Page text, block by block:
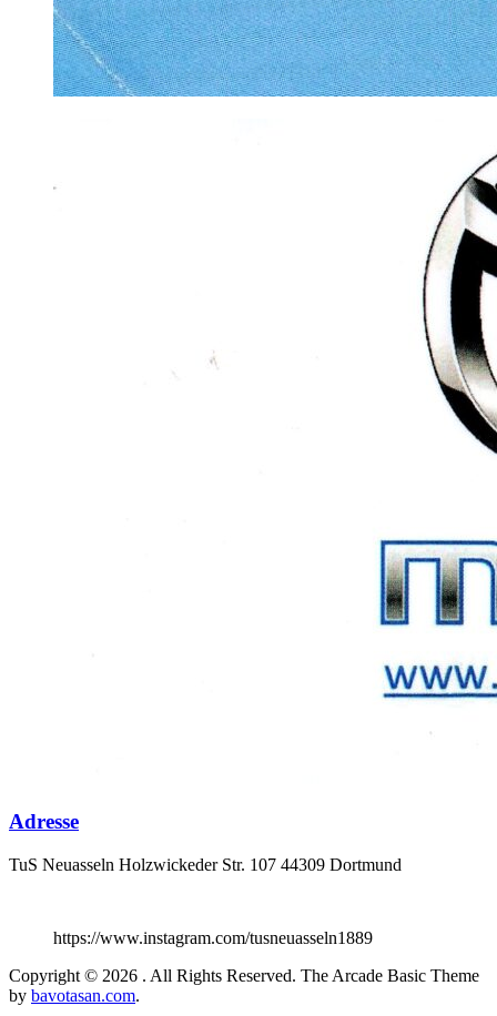
Adresse
TuS Neuasseln Holzwickeder Str. 107 44309 Dortmund
https://www.instagram.com/tusneuasseln1889
Copyright © 2026 . All Rights Reserved. The Arcade Basic Theme
by bavotasan.com.